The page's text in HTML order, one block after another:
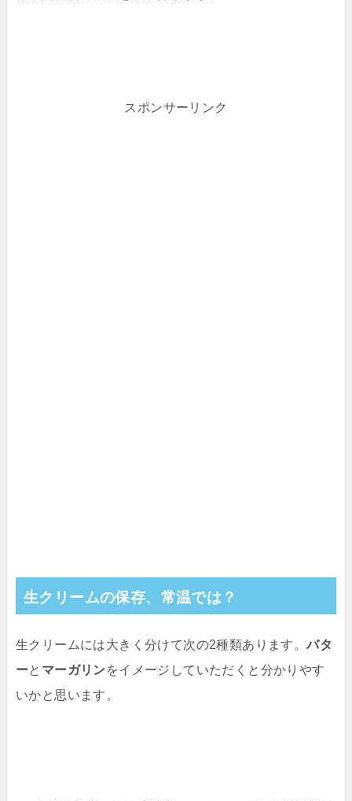
スポンサーリンク
生クリームの保存、常温では？
生クリームには大きく分けて次の2種類あります。バタ
ーと マーガリンをイメージしていただくと分かりやす
いかと思います。